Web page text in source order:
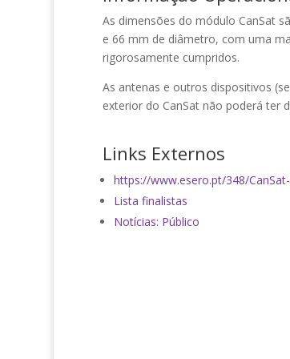
As dimensões do módulo CanSat
e 66 mm de diâmetro, com uma
rigorosamente cumpridos.
As antenas e outros dispositivos
exterior do CanSat não poderá ter
Links Externos
https://www.esero.pt/348/
Lista finalistas
Notícias: Público